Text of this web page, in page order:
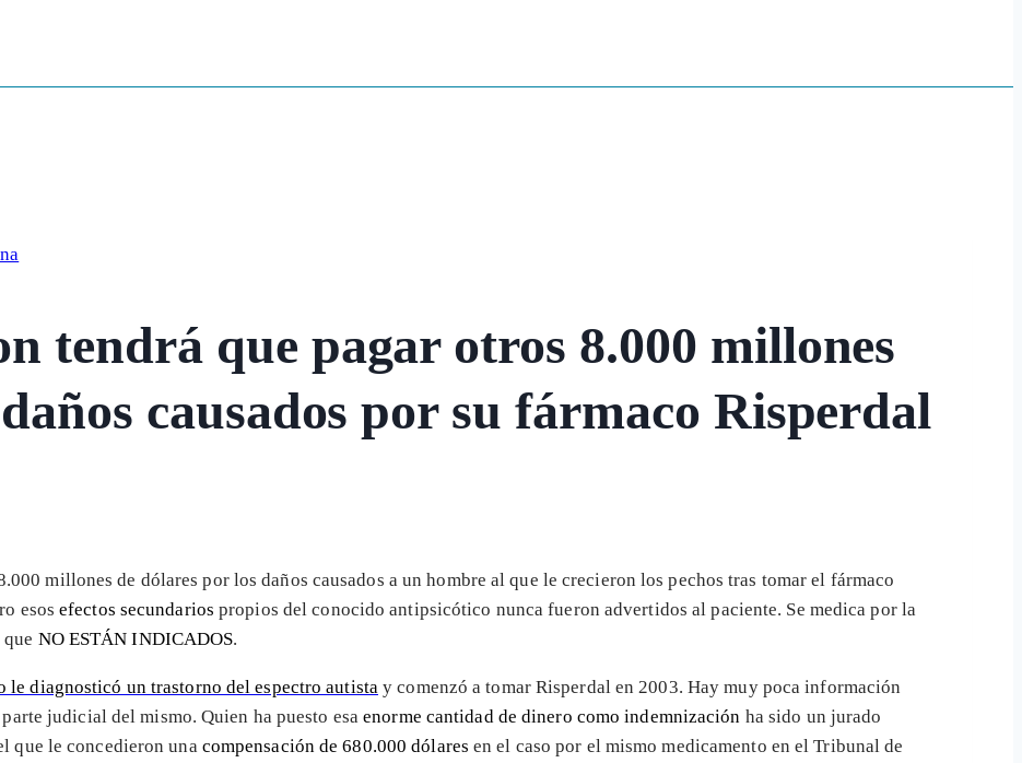
tendrá que pagar otros 8.000 millones
causados por su fármaco Risperdal
millones de dólares por los daños causados a un hombre al que le crecieron los pechos tras tomar el fármaco
esosefectos secundarios propios del conocido antipsicótico nunca fueron advertidos al paciente. Se medica por la
NO ESTÁN INDICADOS.
le diagnosticó un trastorno del espectro autista y comenzó a tomar Risperdal en 2003. Hay muy poca información
judicial del mismo. Quien ha puesto esaenorme cantidad de dinero como indemnización ha sido un jurado
que le concedieron una compensación de 680.000 dólares en el caso por el mismo medicamento en el Tribunal de